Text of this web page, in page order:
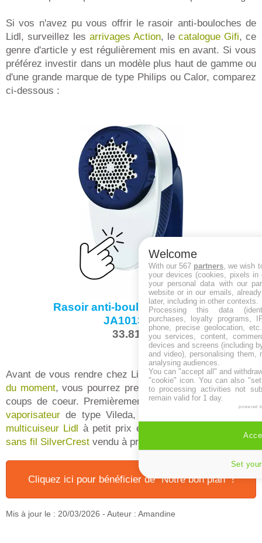
Si vos n'avez pu vous offrir le rasoir anti-bouloches de
Lidl, surveillez les arrivages Action, le catalogue Gifi, ce
genre d'article y est régulièrement mis en avant. Si vous
préférez investir dans un modèle plus haut de gamme ou
d'une grande marque de type Philips ou Calor, comparez
ci-dessous :
Rasoir anti-bouloche CALOR
JA1013C0
33.81 €
Avant de vous rendre chez Lidlconsultez le prospectus
du moment, vous pourrez prendre connaissance de nos
coups de coeur. Premièrement lebalai serpillière avec
vaporisateur de type Vileda, ensuite le
multicuiseur Lidl à petit prix et enfin, le
sans fil SilverCrest vendu à prix sympa.
Cliquez ici pour bénéficier de "Notre bon plan" !
Mis à jour le : 20/03/2026 - Auteur : Amandine
Welcome
With our 567 partners, we wish
your devices (cookies, pixels
your personal data with our
website or in our emails,
later, including in other contexts.
Processing this data
purchases, loyalty programs,
phone, precise geolocation,
you services, content,
devices and screens (including
and video), personalising them,
analysing audiences.
You can "accept all" and
"cookie" icon. You can also
to processing activities not
remain valid for 1 day.
powered
Set